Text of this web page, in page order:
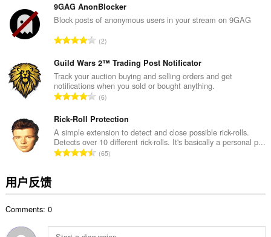
分
次
：
9GAG AnonBlocker
Block posts of anonymous users in your stream on 9GAG
总
分
次
数
：
2
Guild Wars 2™ Trading Post Notificator
Track your auction buying and selling orders and get
notifications when you sold or bought anything.
总
分
次
数
：
6
Rick-Roll Protection
A simple extension to detect and close possible rick-rolls.
Detects over 10 different rick-rolls. It's basically a personal p...
总65
用户反馈
Comments: 0